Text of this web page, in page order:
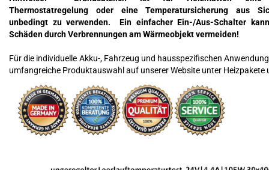
Thermostatregelung oder eine Temperatursicherung aus
unbedingt zu verwenden. Ein einfacher Ein-/Aus-Schalter
Schäden durch Verbrennungen am Wärmeobjekt vermeiden!
Für die individuelle Akku-, Fahrzeug und hausspezifischen
umfangreiche Produktauswahl auf unserer Website unter Heizpakete